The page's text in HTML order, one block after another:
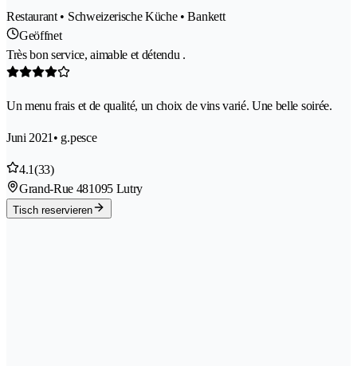
Restaurant • Schweizerische Küche • Bankett
Geöffnet
Très bon service, aimable et détendu .
Un menu frais et de qualité, un choix de vins varié. Une belle soirée.
Juni 2021 • g.pesce
4.1(33)
Grand-Rue 481095 Lutry
Tisch reservieren